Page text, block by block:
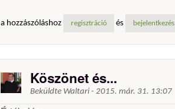
a hozzászóláshoz regisztráció és bejelentkezés
Köszönet és...
Beküldte Waltari - 2015. már. 31. 13:07